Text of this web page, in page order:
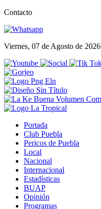
Contacto
Viernes, 07 de Agosto de 2026
Portada
Club Puebla
Pericos de Puebla
Local
Nacional
Internacional
Estadísticas
BUAP
Opinión
Programas